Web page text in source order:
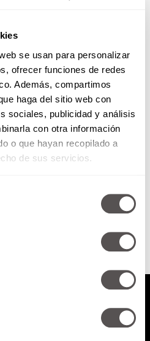
se usan para personalizar
ofrecer funciones de redes
Además, compartimos
haga del sitio web con
sociales, publicidad y análisis
con otra información
o que hayan recopilado a
de sus servicios.
los hombres más
te digan y no te
en dónde